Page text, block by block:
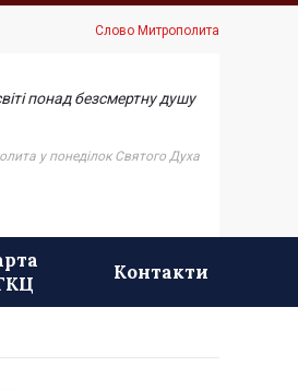
Слово Митрополита
понад безсмертну душу
у понеділок Святого Духа
Контакти